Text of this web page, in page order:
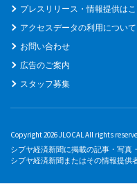
プレスリリース・情報提供は
アクセスデータの利用について
お問い合わせ
広告のご案内
スタッフ募集
Copyright 2026 JLOCAL All rights
シブヤ経済新聞に掲載の記事・写真
シブヤ経済新聞またはその情報提供